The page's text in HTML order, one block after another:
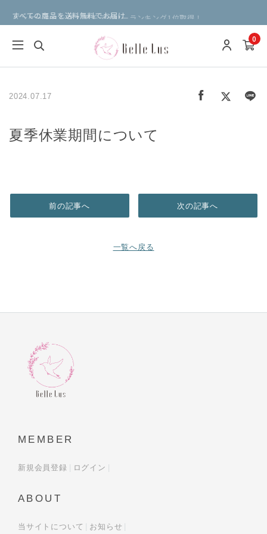
すべての商品を送料無料でお届け
パンケーキミックス 楽天デイリーランキング1位取得！
0
2024.07.17
夏季休業期間について
前の記事へ
一覧へ戻る
次の記事へ
MEMBER
新規会員登録 ログイン
ABOUT
当サイトについて お知らせ